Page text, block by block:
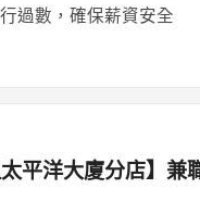
過數，確保薪資安全
太平洋大廈分店】兼